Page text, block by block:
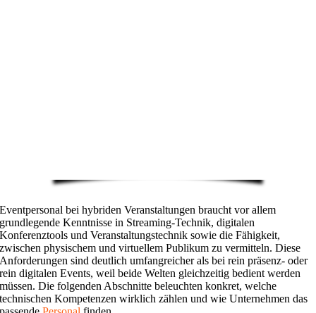
Eventpersonal bei hybriden Veranstaltungen braucht vor allem
grundlegende Kenntnisse in Streaming-Technik, digitalen
Konferenztools und Veranstaltungstechnik sowie die Fähigkeit,
zwischen physischem und virtuellem Publikum zu vermitteln. Diese
Anforderungen sind deutlich umfangreicher als bei rein präsenz- oder
rein digitalen Events, weil beide Welten gleichzeitig bedient werden
müssen. Die folgenden Abschnitte beleuchten konkret, welche
technischen Kompetenzen wirklich zählen und wie Unternehmen das